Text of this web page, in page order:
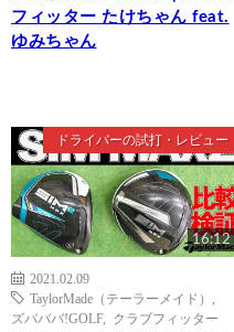
フィッター たけちゃん feat.
ゆみちゃん
ドライバーの試打・レビュー
16:12
2021.02.09
TaylorMade（テーラーメイド）
ズバババ!GOLF, クラブフィッター